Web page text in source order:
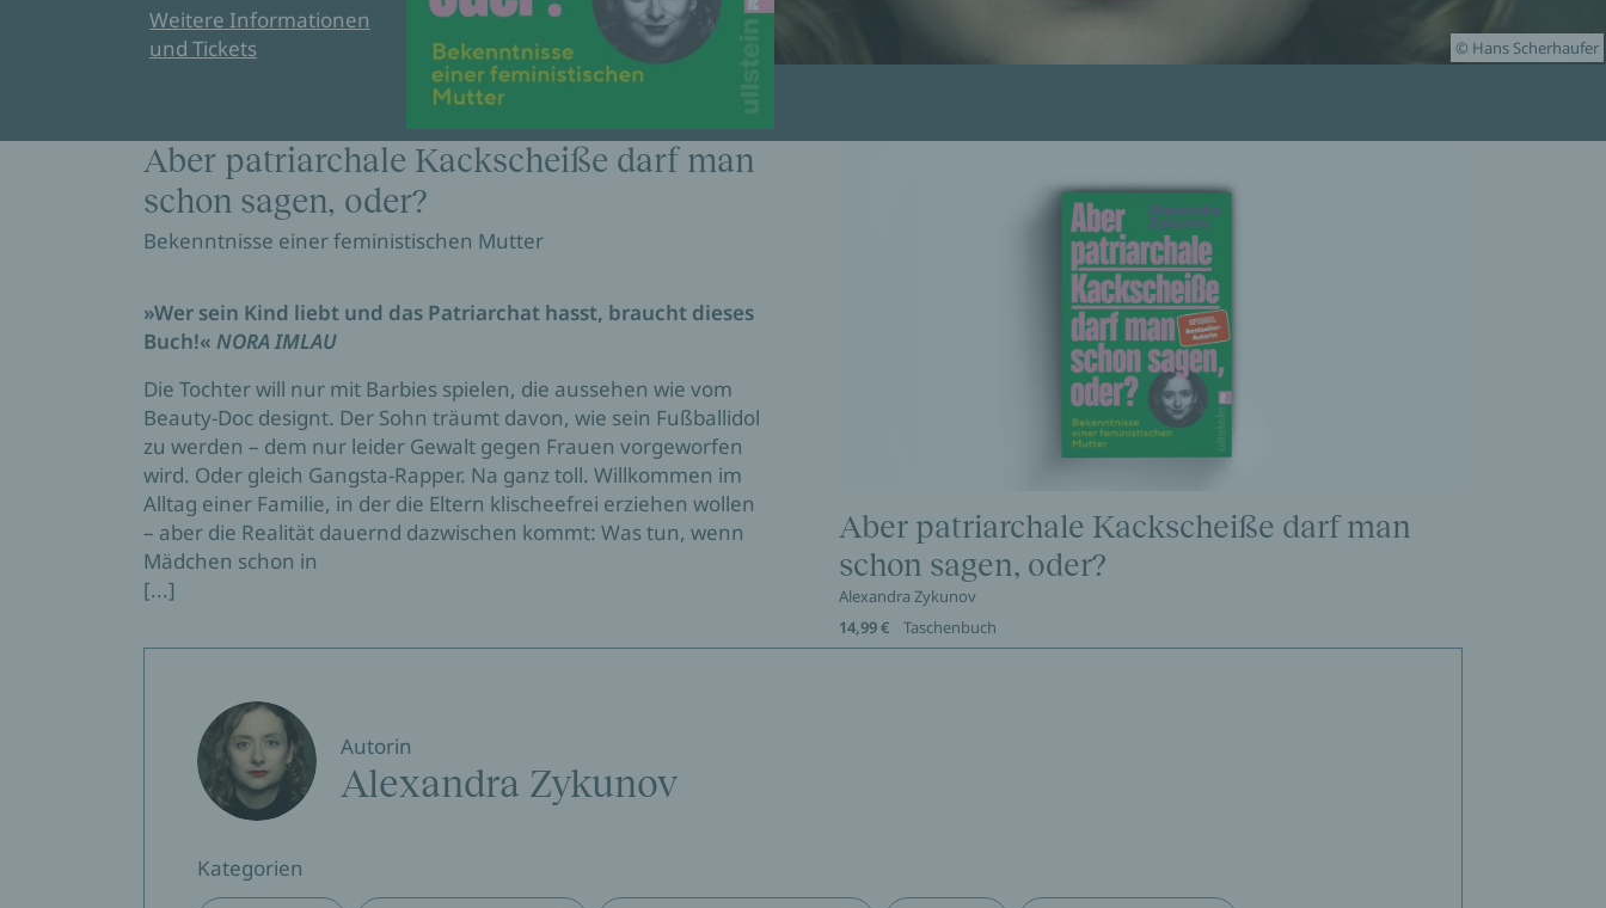
© Hans Scherhaufer
Weitere Informationen
und Tickets
Aber patriarchale Kackscheiße darf man
schon sagen, oder?
Bekenntnisse einer feministischen Mutter
»Wer sein Kind liebt und das Patriarchat hasst, braucht dieses
Buch!« NORA IMLAU
Die Tochter will nur mit Barbies spielen, die aussehen wie vom
Beauty-Doc designt. Der Sohn träumt davon, wie sein Fußballidol
zu werden – dem nur leider Gewalt gegen Frauen vorgeworfen
wird. Oder gleich Gangsta-Rapper. Na ganz toll. Willkommen im
Alltag einer Familie, in der die Eltern klischeefrei erziehen wollen
– aber die Realität dauernd dazwischen kommt: Was tun, wenn
Mädchen schon in
[...]
Aber patriarchale Kackscheiße darf man
schon sagen, oder?
Alexandra Zykunov
14,99 €
Taschenbuch
Autorin
Alexandra Zykunov
Kategorien